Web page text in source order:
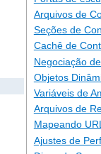
Arquivos de
Seções de
Cachê de
Negociação
Objetos
Variáveis de
Arquivos de
Mapeando
Ajustes de